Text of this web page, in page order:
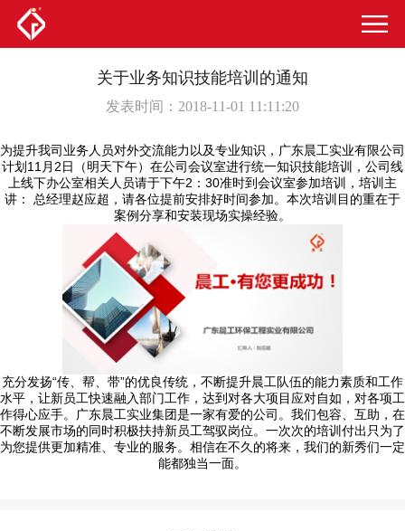
关于业务知识技能培训的通知
发表时间：2018-11-01 11:11:20
为提升我司业务人员对外交流能力以及专业知识，广东晨工实业有限公司
计划11月2日（明天下午）在公司会议室进行统一知识技能培训，公司线
上线下办公室相关人员请于下午2：30准时到会议室参加培训，培训主
讲： 总经理赵应超，请各位提前安排好时间参加。本次培训目的重在于
案例分享和安装现场实操经验。
充分发扬“传、帮、带”的优良传统，不断提升晨工队伍的能力素质和工作
水平，让新员工快速融入部门工作，达到对各大项目应对自如，对各项工
作得心应手。广东晨工实业集团是一家有爱的公司。我们包容、互助，在
不断发展市场的同时积极扶持新员工驾驭岗位。一次次的培训付出只为了
为您提供更加精准、专业的服务。相信在不久的将来，我们的新秀们一定
能都独当一面。